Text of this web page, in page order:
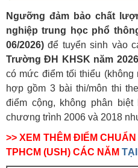
Ngưỡng đảm bảo chất
nghiệp trung học phổ
06/2026) để tuyển sinh vào
Trường ĐH KHSK năm 2026
có mức điểm tối thiểu (không
hợp gồm 3 bài thi/môn thi
điểm cộng, không phân
chương trình 2006 và 2018
>> XEM THÊM ĐIỂM
TPHCM (USH) CÁC NĂM